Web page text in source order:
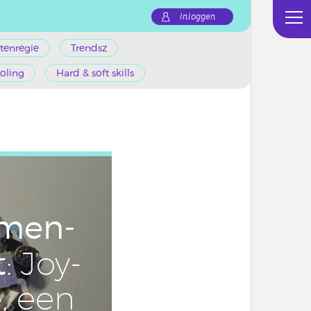
Inloggen
Trendsz
Hard & soft skills
: Joy-
een